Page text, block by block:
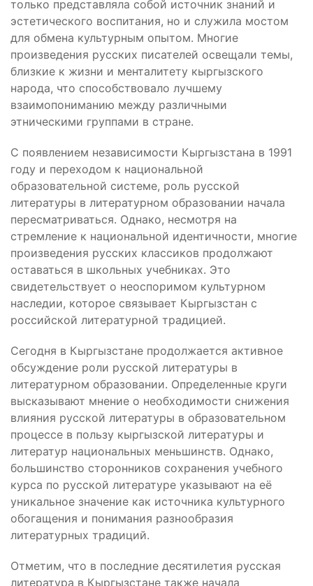
только представляла собой источник знаний и
эстетического воспитания, но и служила мостом
для обмена культурным опытом. Многие
произведения русских писателей освещали темы,
близкие к жизни и менталитету кыргызского
народа, что способствовало лучшему
взаимопониманию между различными
этническими группами в стране.
С появлением независимости Кыргызстана в 1991
году и переходом к национальной
образовательной системе, роль русской
литературы в литературном образовании начала
пересматриваться. Однако, несмотря на
стремление к национальной идентичности, многие
произведения русских классиков продолжают
оставаться в школьных учебниках. Это
свидетельствует о неоспоримом культурном
наследии, которое связывает Кыргызстан с
российской литературной традицией.
Сегодня в Кыргызстане продолжается активное
обсуждение роли русской литературы в
литературном образовании. Определенные круги
высказывают мнение о необходимости снижения
влияния русской литературы в образовательном
процессе в пользу кыргызской литературы и
литератур национальных меньшинств. Однако,
большинство сторонников сохранения учебного
курса по русской литературе указывают на её
уникальное значение как источника культурного
обогащения и понимания разнообразия
литературных традиций.
Отметим, что в последние десятилетия русская
литература в Кыргызстане также начала